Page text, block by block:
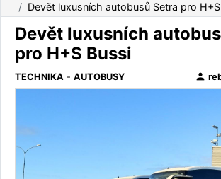
Devět luxusních autobusů Setra pro
Devět luxusních
pro H+S Bussi
TECHNIKA - AUTOBUSY person